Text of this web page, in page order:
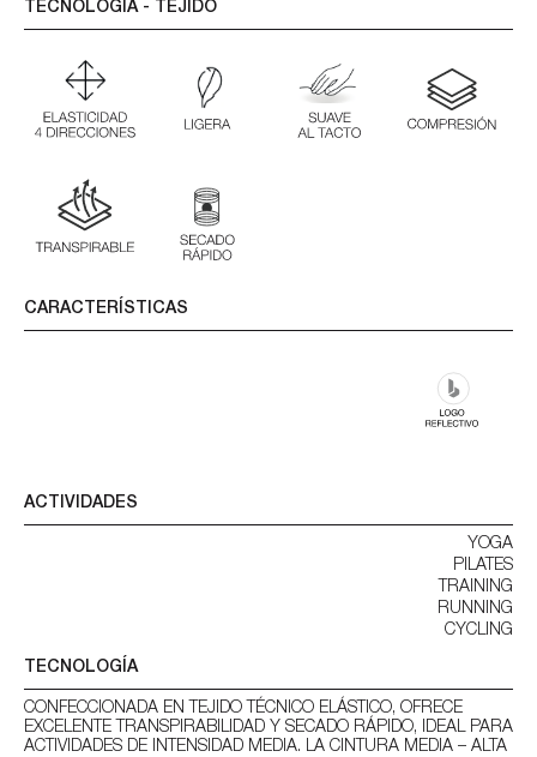
TECNOLOGÍA - TEJIDO
CARACTERÍSTICAS
ACTIVIDADES
YOGA
PILATES
TRAINING
RUNNING
CYCLING
TECNOLOGÍA
CONFECCIONADA EN TEJIDO TÉCNICO ELÁSTICO, OFRECE
EXCELENTE TRANSPIRABILIDAD Y SECADO RÁPIDO, IDEAL PARA
ACTIVIDADES DE INTENSIDAD MEDIA. LA CINTURA MEDIA – ALTA